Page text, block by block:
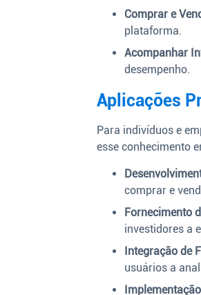
Comprar e
plataforma.
Acompanhar
desempenho.
Aplicações
Para indivíduos e
esse conhecimento
comprar e
Fornecimento
investidores a
Integração de
usuários a